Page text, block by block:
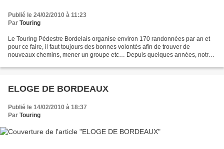
Publié le 24/02/2010 à 11:23
Par Touring
Le Touring Pédestre Bordelais organise environ 170 randonnées par an et
pour ce faire, il faut toujours des bonnes volontés afin de trouver de
nouveaux chemins, mener un groupe etc… Depuis quelques années, notre
ELOGE DE BORDEAUX
Publié le 14/02/2010 à 18:37
Par Touring